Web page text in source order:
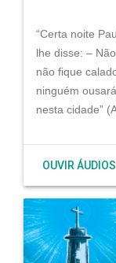
“Certa noite
lhe disse: –
não fique
ninguém
nesta cidade”
OUVIR ÁUDIOS